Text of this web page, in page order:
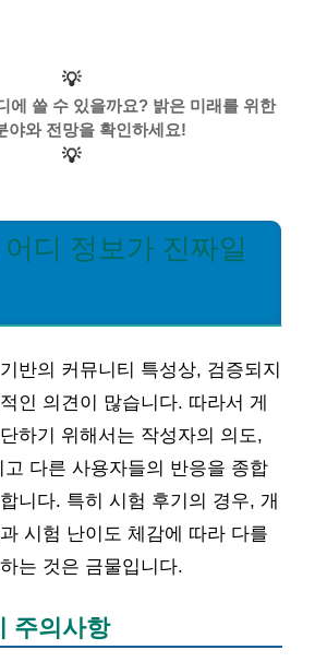
💡
에 쓸 수 있을까요? 밝은 미래를 위한
야와 전망을 확인하세요!
💡
디 정보가 진짜일
반의 커뮤니티 특성상, 검증되지
인 의견이 많습니다. 따라서 게
하기 위해서는 작성자의 의도,
다른 사용자들의 반응을 종합
니다. 특히 시험 후기의 경우, 개
시험 난이도 체감에 따라 다를
는 것은 금물입니다.
주의사항